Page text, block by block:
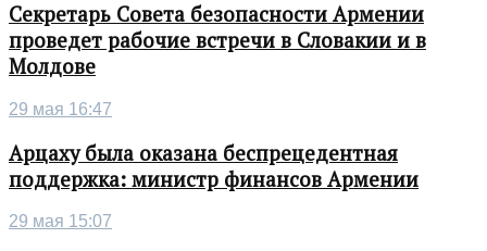
Секретарь Совета безопасности Армении
проведет рабочие встречи в Словакии и в
Молдове
29 мая 16:47
Арцаху была оказана беспрецедентная
поддержка: министр финансов Армении
29 мая 15:07